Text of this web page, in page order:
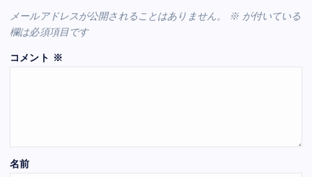
メールアドレスが公開されることはありません。 ※ が付いている
欄は必須項目です
コメント ※
名前